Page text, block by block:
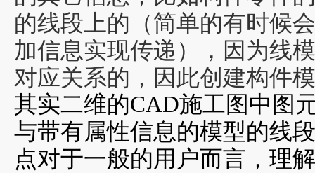
的线段上的（简单的有时候
加信息实现传递），因为线
对应关系的，因此创建构件
其实二维的CAD施工图中图
与带有属性信息的模型的线
点对于一般的用户而言，理